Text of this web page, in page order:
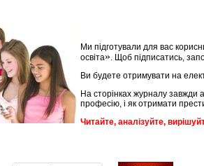
Ми підготували для вас
освіта». Щоб підписатись,
Ви будете отримувати на
На сторінках журналу завжди
професію, і як отримати
Читайте, аналізуйте,